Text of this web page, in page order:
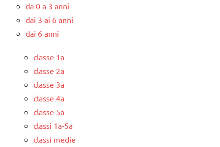
da 0 a 3 anni
dai 3 ai 6 anni
dai 6 anni
classe 1a
classe 2a
classe 3a
classe 4a
classe 5a
classi 1a-5a
classi medie